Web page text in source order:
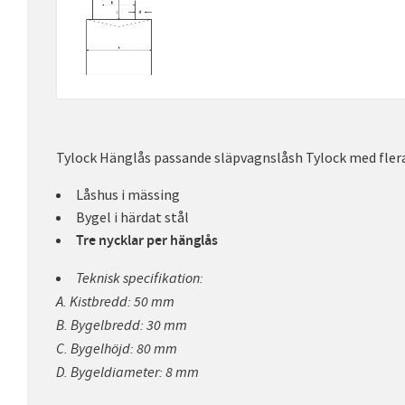
Tylock Hänglås passande släpvagnslåsh Tylock med
Låshus i mässing
Bygel i härdat stål
Tre nycklar per hänglås
Teknisk specifikation:
A. Kistbredd: 50 mm
B. Bygelbredd: 30 mm
C. Bygelhöjd: 80 mm
D. Bygeldiameter: 8 mm